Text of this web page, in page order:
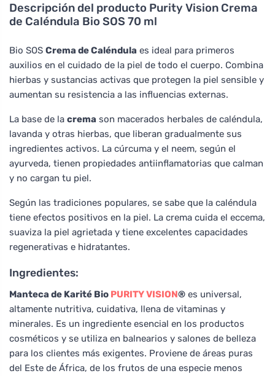
Descripción del producto Purity Vision Crema
de Caléndula Bio SOS 70 ml
Bio SOS Crema de Caléndula es ideal para primeros
auxilios en el cuidado de la piel de todo el cuerpo. Combina
hierbas y sustancias activas que protegen la piel sensible y
aumentan su resistencia a las influencias externas.
La base de la crema son macerados herbales de caléndula,
lavanda y otras hierbas, que liberan gradualmente sus
ingredientes activos. La cúrcuma y el neem, según el
ayurveda, tienen propiedades antiinflamatorias que calman
y no cargan tu piel.
Según las tradiciones populares, se sabe que la caléndula
tiene efectos positivos en la piel. La crema cuida el eccema,
suaviza la piel agrietada y tiene excelentes capacidades
regenerativas e hidratantes.
Ingredientes:
Manteca de Karité Bio PURITY VISION® es universal,
altamente nutritiva, cuidativa, llena de vitaminas y
minerales. Es un ingrediente esencial en los productos
cosméticos y se utiliza en balnearios y salones de belleza
para los clientes más exigentes. Proviene de áreas puras
del Este de África, de los frutos de una especie menos